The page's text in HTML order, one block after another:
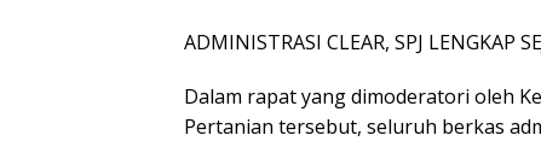
ADMINISTRASI CLEAR, SPJ LENGKAP
Dalam rapat yang dimoderatori oleh
Pertanian tersebut, seluruh berkas